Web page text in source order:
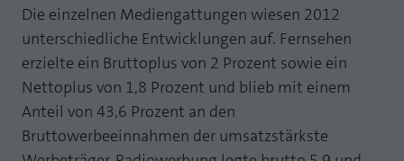
Die einzelnen Mediengattungen wiesen 2012
unterschiedliche Entwicklungen auf. Fernsehen
erzielte ein Bruttoplus von 2 Prozent sowie ein
Nettoplus von 1,8 Prozent und blieb mit einem
Anteil von 43,6 Prozent an den
Bruttowerbeeinnahmen der umsatzstärkste
Zweck PHPs Standard Sitzungs Identifikation
Zweck
Cookie von AT INTERNET zur Steuerung der
erweiterten Script- und Ereignisbehandlung